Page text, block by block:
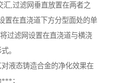
汇,过滤网垂直放置在两者之
置在直浇道下方分型面处的单
过滤网设置在直浇道与横浇
。
液态铸造合金的净化效果在
；